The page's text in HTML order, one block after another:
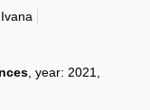
, year: 2021,